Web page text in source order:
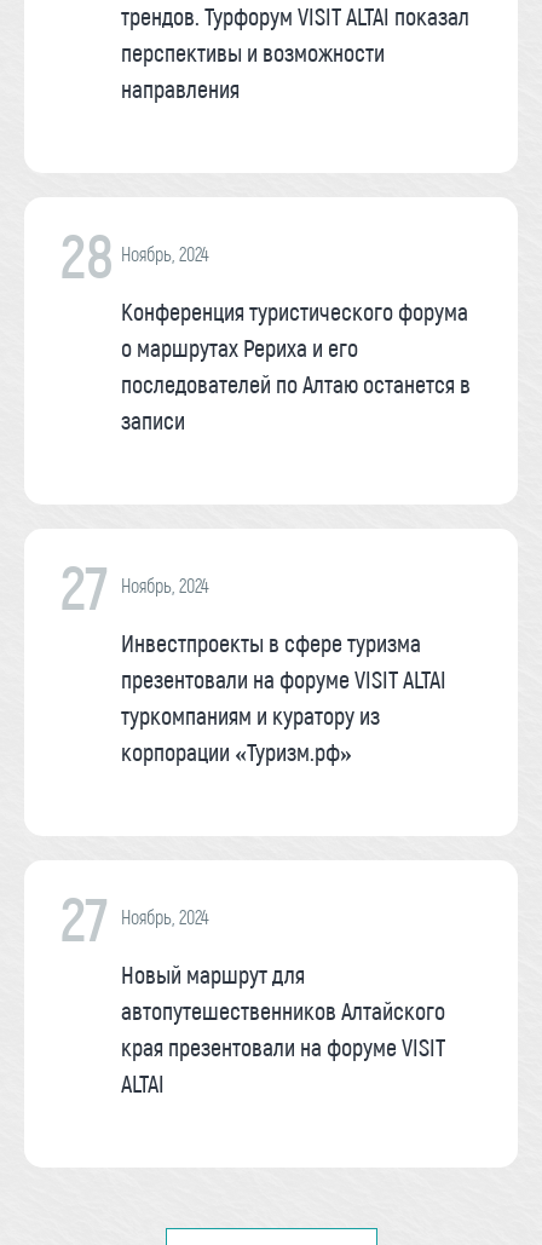
трендов. Турфорум VISIT ALTAI показал
перспективы и возможности
направления
28 Ноябрь, 2024
Конференция туристического форума
о маршрутах Рериха и его
последователей по Алтаю останется в
записи
27 Ноябрь, 2024
Инвестпроекты в сфере туризма
презентовали на форуме VISIT ALTAI
туркомпаниям и куратору из
корпорации «Туризм.рф»
27 Ноябрь, 2024
Новый маршрут для
автопутешественников Алтайского
края презентовали на форуме VISIT
ALTAI